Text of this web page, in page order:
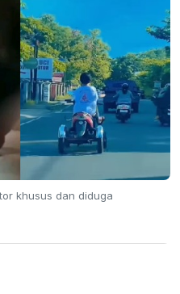
khusus dan diduga